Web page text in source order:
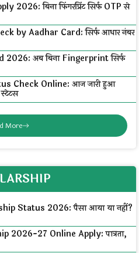
बिना फिंगरप्रिंट सिर्फ OTP से
by Aadhar Card: सिर्फ आधार नंबर
अब बिना Fingerprint सिर्फ
Check Online: आज जारी हुआ
More
Status 2026: पैसा आया या नहीं?
27 Online Apply: पात्रता,